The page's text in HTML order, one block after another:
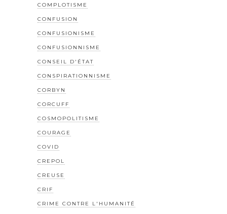
COMPLOTISME
CONFUSION
CONFUSIONISME
CONFUSIONNISME
CONSEIL D'ÉTAT
CONSPIRATIONNISME
CORBYN
CORCUFF
COSMOPOLITISME
COURAGE
COVID
CREPOL
CREUSE
CRIF
CRIME CONTRE L'HUMANITÉ